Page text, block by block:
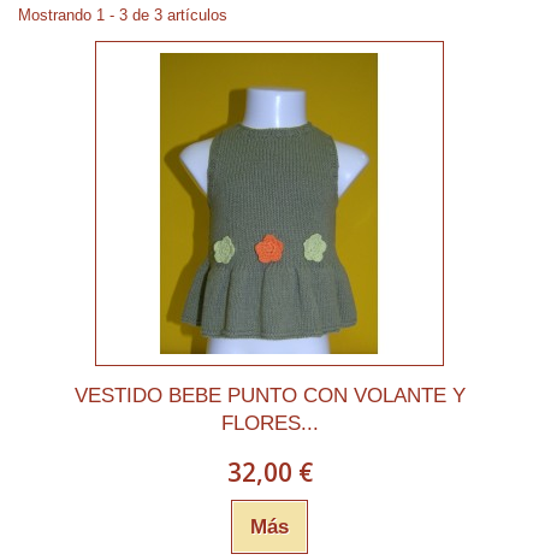
Mostrando 1 - 3 de 3 artículos
VESTIDO BEBE PUNTO CON VOLANTE Y
FLORES...
32,00 €
Más